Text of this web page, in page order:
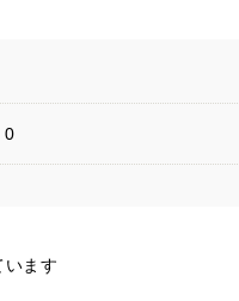
0
います